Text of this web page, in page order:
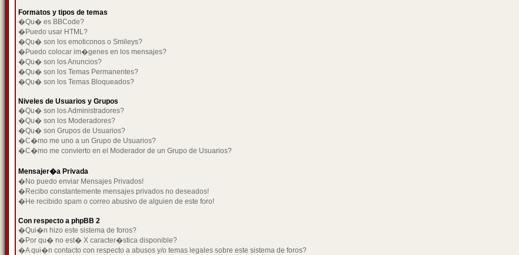
Formatos y tipos de temas
�Qu� es BBCode?
�Puedo usar HTML?
�Qu� son los emoticonos o Smileys?
�Puedo colocar im�genes en los mensajes?
�Qu� son los Anuncios?
�Qu� son los Temas Permanentes?
�Qu� son los Temas Bloqueados?
Niveles de Usuarios y Grupos
�Qu� son los Administradores?
�Qu� son los Moderadores?
�Qu� son Grupos de Usuarios?
�C�mo me uno a un Grupo de Usuarios?
�C�mo me convierto en el Moderador de un Grupo de Usuarios?
Mensajer�a Privada
�No puedo enviar Mensajes Privados!
�Recibo constantemente mensajes privados no deseados!
�He recibido spam o correo abusivo de alguien de este foro!
Con respecto a phpBB 2
�Qui�n hizo este sistema de foros?
�Por qu� no est� X caracter�stica disponible?
�A qui�n contacto con respecto a abusos y/o temas legales sobre este sistema de foros?